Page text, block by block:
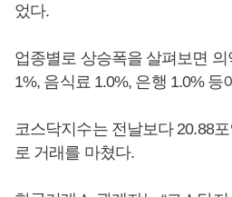
었다.
업종별로 상승폭을 살펴보면
1%, 음식료 1.0%, 은행 1.0% 등
코스닥지수는 전날보다 20.88
로 거래를 마쳤다.